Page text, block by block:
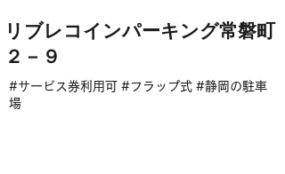
リブレコインパーキング常磐町
２－９
#サービス券利用可 #フラップ式 #静岡の駐車
場